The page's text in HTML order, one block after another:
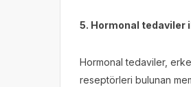
5. Hormonal tedaviler
Hormonal tedaviler,
reseptörleri bulunan